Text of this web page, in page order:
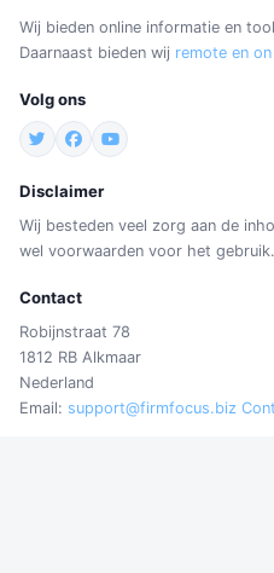
Wij bieden online informatie en
Daarnaast bieden wij remote en
Volg ons
Disclaimer
Wij besteden veel zorg aan de
wel voorwaarden voor het
Contact
Robijnstraat 78
1812 RB Alkmaar
Nederland
Email: support@firmfocus.biz